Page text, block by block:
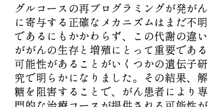
グルコースの再プログラミングが発がん
に寄与する正確なメカニズムはまだ不明
であるにもかかわらず、この代謝の違い
ががんの生存と増殖にとって重要である
可能性があることがいくつかの遺伝子研
究で明らかになりました。その結果、解
糖を阻害することで、がん患者により専